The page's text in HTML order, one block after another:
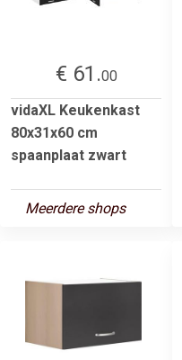
€ 61.00
vidaXL Keukenkast
80x31x60 cm
spaanplaat zwart
Meerdere shops